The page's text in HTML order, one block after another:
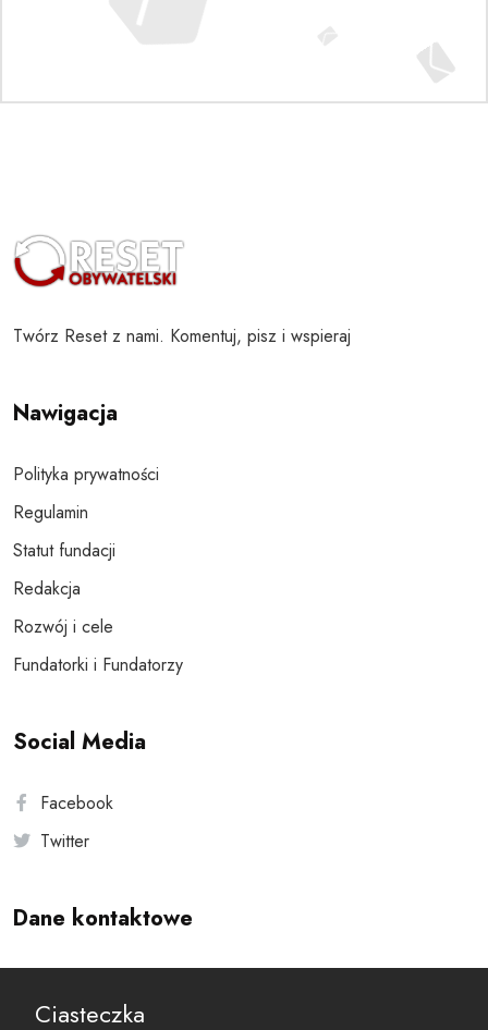
Twórz Reset z nami. Komentuj, pisz i wspieraj
Nawigacja
Polityka prywatności
Regulamin
Statut fundacji
Redakcja
Rozwój i cele
Fundatorki i Fundatorzy
Social Media
Facebook
Twitter
Dane kontaktowe
reset@resetobywatelski.pl
Ciasteczka